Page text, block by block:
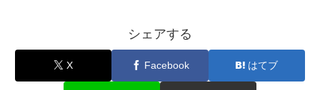
シェアする
X Facebook はてブ